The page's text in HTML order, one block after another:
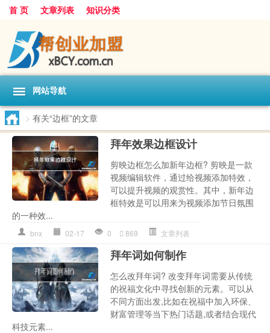
首 页 文章列表 知识分类
网站导航
> 有关“边框”的文章
拜年效果边框设计
剪映边框怎么加新年边框? 剪映是一款
视频编辑软件，通过给视频添加特效，
可以提升视频的观赏性。其中，新年边
框特效是可以用来为视频添加节日氛围
的一种效...
bnx 02-17 0 869 文章列表
拜年词如何制作
怎么改拜年词? 改变拜年词需要从传统
的祝福文化中寻找创新的元素。可以从
不同方面出发,比如在祝福中加入环保、
财富管理等当下热门话题,或者结合现代
科技元素...